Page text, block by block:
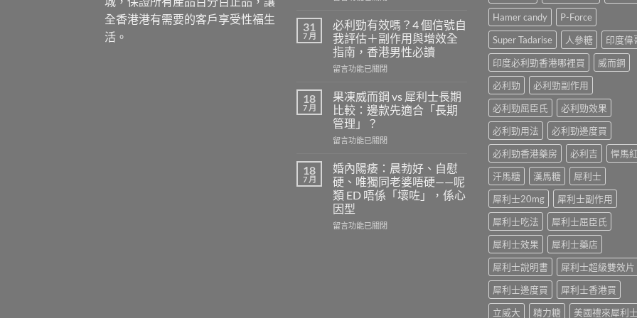
全香港港有需要的客戶享受性福生
活。
威
壯
的
安
全
量
是
多
少？
完
指
南：
香
港
男
性
31
7 月
必利勁有效嗎？4 個信號自
我評估＋副作用與增效全
指南，香港男性必讀
在
利
勁
有
效
嗎？
個
信
號
自
我
評
留言功能已關閉
18
7 月
果凍威而鋼 vs 犀利士長期
比較：邊款先適合「長期
管理」？
在
凍
威
而
鋼
vs
犀
留言功能已關閉
18
7 月
婚內陽痿：晨勃好、自慰
硬、唯獨同老婆唔硬——呢
類 ED 唔係「壞咗」，係心
因型
在
留言功能已關閉
Hamer candy
P-Force
Super Tadarise
人參糖
印度偉
印度必利勁香港哪裡買
威而鋼
必利勁
必利勁副作用
必利勁屈臣氏
必利勁效果
必利勁用法
必利勁邊度買
必利勁香港藥房
必利吉
悍馬
汗馬糖
漢馬糖
犀利士
犀利士20mg
犀利士副作用
犀利士吃法
犀利士屈臣氏
犀利士效果
犀利士藥店
犀利士說明書
犀利士超級雙效片
犀利士邊度買
犀利士香港買
立威大
精力糖 美國禮來犀利士